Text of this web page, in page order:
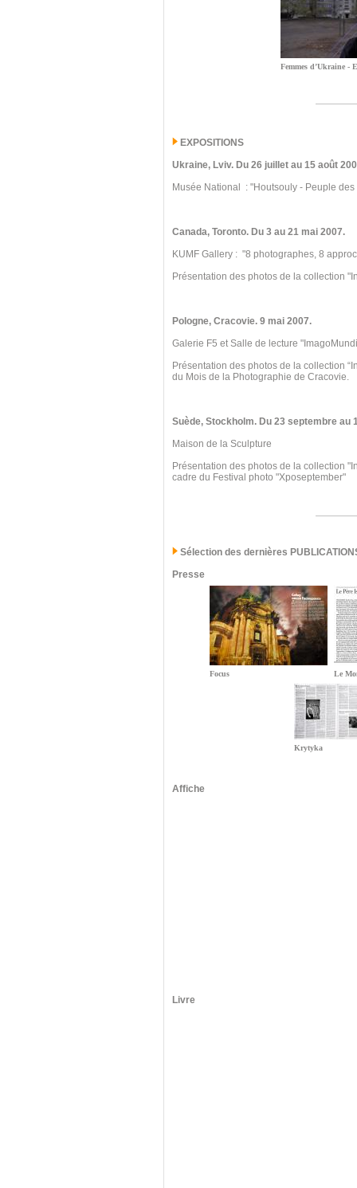
Femmes d’Ukraine -
EXPOSITIONS
Ukraine, Lviv. Du 26 juillet au 15 août
Musée National : "Houtsouly - Peuple
Canada, Toronto. Du 3 au 21 mai 2007.
KUMF Gallery : "8 photographes, 8
Présentation des photos de la collection
Pologne, Cracovie. 9 mai 2007.
Galerie F5 et Salle de lecture
Présentation des photos de la collection
du Mois de la Photographie de Cracovie.
Suède, Stockholm. Du 23 septembre au
Maison de la Sculpture
Présentation des photos de la collection
cadre du Festival photo "Xposeptember"
Sélection des dernières
Presse
Focus Le
Krytyka
Affiche
Livre